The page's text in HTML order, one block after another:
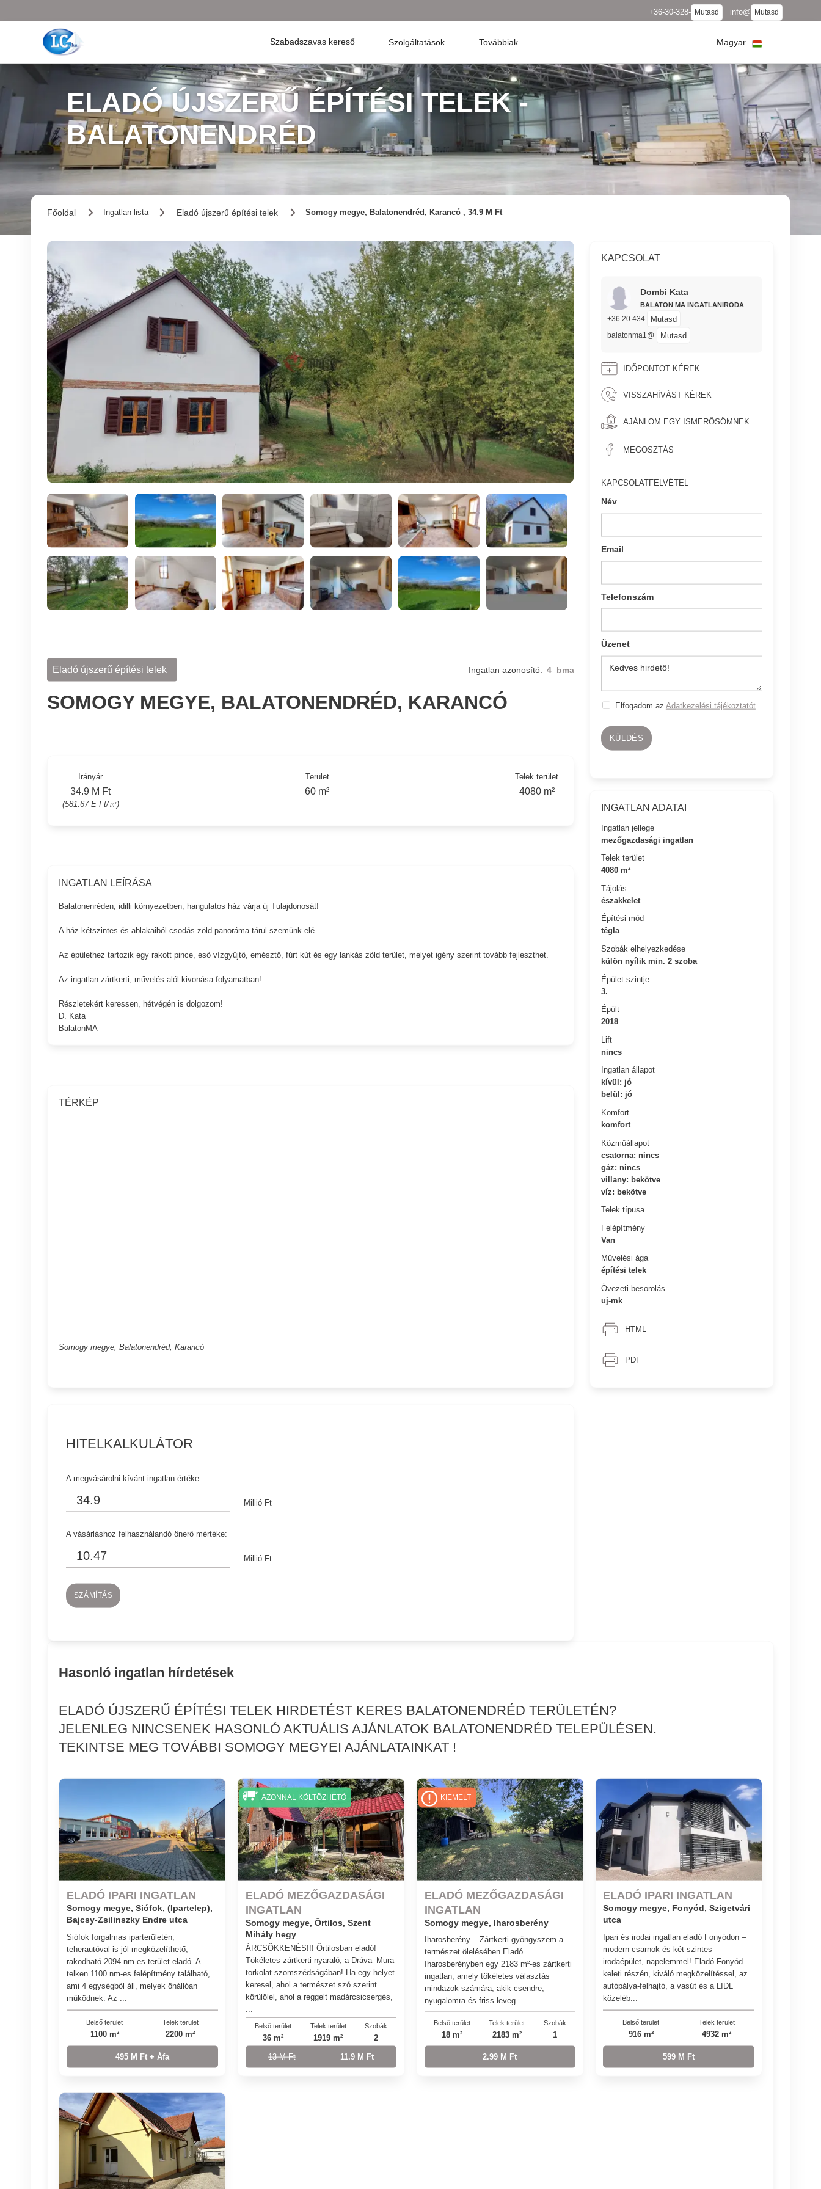
+36-30-328- Mutasd info@ Mutasd
Szabadszavas kereső Szolgáltatások Továbbiak Magyar
ELADÓ ÚJSZERŰ ÉPÍTÉSI TELEK -
BALATONENDRÉD
Főoldal Ingatlan lista Eladó újszerű építési telek Somogy megye, Balatonendréd, Karancó , 34.9 M Ft
KAPCSOLAT
Dombi Kata
BALATON MA INGATLANIRODA
+36 20 434 Mutasd
balatonma1@ Mutasd
IDŐPONTOT KÉREK
VISSZAHÍVÁST KÉREK
AJÁNLOM EGY ISMERŐSÖMNEK
MEGOSZTÁS
KAPCSOLATFELVÉTEL
Név
Email
Telefonszám
Üzenet
Elfogadom az Adatkezelési tájékoztatót
KÜLDÉS
INGATLAN ADATAI
Ingatlan jellege
mezőgazdasági ingatlan
Telek terület
4080 m²
Tájolás
északkelet
Építési mód
tégla
Szobák elhelyezkedése
külön nyílik min. 2 szoba
Épület szintje
3.
Épült
2018
Lift
nincs
Ingatlan állapot
kívül: jó
belül: jó
Komfort
komfort
Közműállapot
csatorna: nincs
gáz: nincs
villany: bekötve
víz: bekötve
Telek típusa
Felépítmény
Van
Művelési ága
építési telek
Övezeti besorolás
uj-mk
HTML
PDF
Eladó újszerű építési telek Ingatlan azonosító: 4_bma
SOMOGY MEGYE, BALATONENDRÉD, KARANCÓ
Irányár
34.9 M Ft
(581.67 E Ft/㎡)
Terület
60 m²
Telek terület
4080 m²
INGATLAN LEÍRÁSA
Balatonenréden, idilli környezetben, hangulatos ház várja új Tulajdonosát!
A ház kétszintes és ablakaiból csodás zöld panoráma tárul szemünk elé.
Az épülethez tartozik egy rakott pince, eső vízgyűjtő, emésztő, fúrt kút és egy lankás zöld terület, melyet igény szerint tovább fejleszthet.
Az ingatlan zártkerti, művelés alól kivonása folyamatban!
Részletekért keressen, hétvégén is dolgozom!
D. Kata
BalatonMA
TÉRKÉP
Somogy megye, Balatonendréd, Karancó
HITELKALKULÁTOR
A megvásárolni kívánt ingatlan értéke:
Millió Ft
A vásárláshoz felhasználandó önerő mértéke:
Millió Ft
SZÁMÍTÁS
Hasonló ingatlan hírdetések
ELADÓ ÚJSZERŰ ÉPÍTÉSI TELEK HIRDETÉST KERES BALATONENDRÉD TERÜLETÉN?
JELENLEG NINCSENEK HASONLÓ AKTUÁLIS AJÁNLATOK BALATONENDRÉD TELEPÜLÉSEN.
TEKINTSE MEG TOVÁBBI SOMOGY MEGYEI AJÁNLATAINKAT !
ELADÓ IPARI INGATLAN
Somogy megye, Siófok, (Ipartelep),
Bajcsy-Zsilinszky Endre utca
Siófok forgalmas iparterületén,
teherautóval is jól megközelíthető,
rakodható 2094 nm-es terület eladó. A
telken 1100 nm-es felépítmény található,
ami 4 egységből áll, melyek önállóan
működnek. Az ...
Belső terület
1100 m²
Telek terület
2200 m²
495 M Ft + Áfa
ELADÓ MEZŐGAZDASÁGI
INGATLAN
Somogy megye, Őrtilos, Szent
Mihály hegy
ÁRCSÖKKENÉS!!! Őrtilosban eladó!
Tökéletes zártkerti nyaraló, a Dráva–Mura
torkolat szomszédságában! Ha egy helyet
keresel, ahol a természet szó szerint
körülölel, ahol a reggelt madárcsicsergés,
Belső terület
36 m²
Telek terület
1919 m²
Szobák
2
13 M Ft 11.9 M Ft
AZONNAL KÖLTÖZHETŐ
ELADÓ MEZŐGAZDASÁGI
INGATLAN
Somogy megye, Iharosberény
Iharosberény – Zártkerti gyöngyszem a
természet ölelésében Eladó
Iharosberényben egy 2183 m²-es zártkerti
ingatlan, amely tökéletes választás
mindazok számára, akik csendre,
nyugalomra és friss leveg...
Belső terület
18 m²
Telek terület
2183 m²
Szobák
1
2.99 M Ft
KIEMELT
ELADÓ IPARI INGATLAN
Somogy megye, Fonyód, Szigetvári
utca
Ipari és irodai ingatlan eladó Fonyódon –
modern csarnok és két szintes
irodaépület, napelemmel! Eladó Fonyód
keleti részén, kiváló megközelítéssel, az
autópálya-felhajtó, a vasút és a LIDL
közeléb...
Belső terület
916 m²
Telek terület
4932 m²
599 M Ft